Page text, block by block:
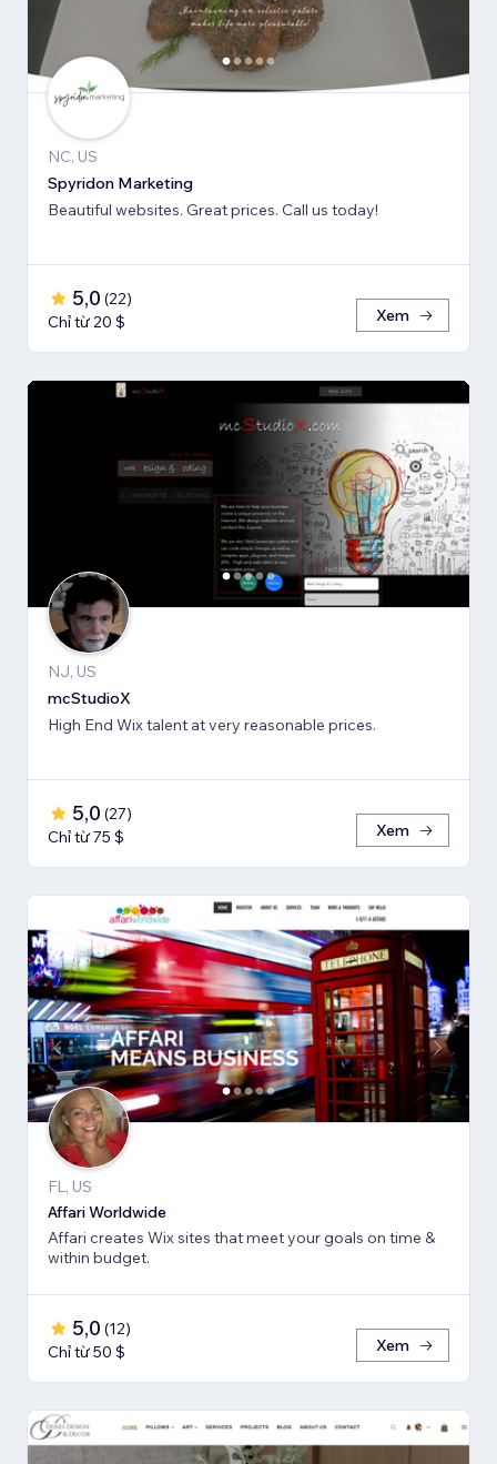
NC, US
Spyridon Marketing
Beautiful websites. Great prices. Call us today!
5,0 (22)
Chỉ từ 20 $
Xem
NJ, US
mcStudioX
High End Wix talent at very reasonable prices.
5,0 (27)
Chỉ từ 75 $
Xem
FL, US
Affari Worldwide
Affari creates Wix sites that meet your goals on time &
within budget.
5,0 (12)
Chỉ từ 50 $
Xem